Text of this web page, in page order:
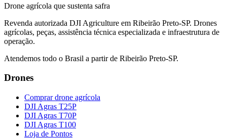
Drone agrícola que sustenta safra
Revenda autorizada DJI Agriculture em Ribeirão Preto-SP. Drones
agrícolas, peças, assistência técnica especializada e infraestrutura de
operação.
Atendemos todo o Brasil a partir de Ribeirão Preto-SP.
Drones
Comprar drone agrícola
DJI Agras T25P
DJI Agras T70P
DJI Agras T100
Loja de Pontos